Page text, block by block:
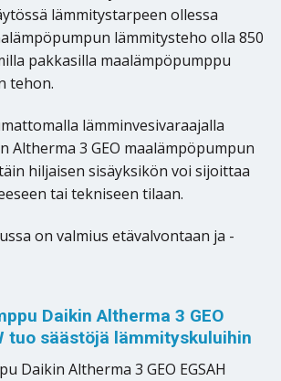
lämmitystarpeen ollessa
lämmitysteho olla 850
pakkasilla maalämpöpumppu
tehon.
lämminvesivaraajalla
Altherma 3 GEO maalämpöpumpun
hiljaisen sisäyksikön voi sijoittaa
tai tekniseen tilaan.
on valmius etävalvontaan ja -
Daikin Altherma 3 GEO
tuo säästöjä lämmityskuluihin
Daikin Altherma 3 GEO EGSAH